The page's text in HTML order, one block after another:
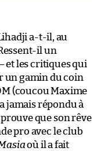
a-t-il, au
il un
et les critiques qui
un gamin du coin
(coucou Maxime
jamais répondu à
que son rêve
pro avec le club
où il a fait